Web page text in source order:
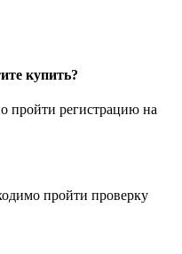
купить?
пройти регистрацию на
пройти проверку